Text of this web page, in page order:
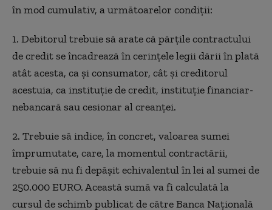
în mod cumulativ, a următoarelor condiții:
1. Debitorul trebuie să arate că părțile contractului
de credit se încadrează în cerințele legii dării în plată
atât acesta, ca și consumator, cât și creditorul
acestuia, ca instituție de credit, instituție financiar-
nebancară sau cesionar al creanței.
2. Trebuie să indice, în concret, valoarea sumei
împrumutate, care, la momentul contractării,
trebuie să nu fi depășit echivalentul în lei al sumei de
250.000 EURO. Această sumă va fi calculată la
cursul de schimb publicat de către Banca Națională